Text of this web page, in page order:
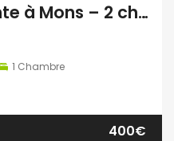
Colocation étudiante à Mons – 2 chambres disponibles dès septembre 2026 !
1 Chambre
400€